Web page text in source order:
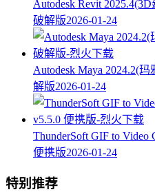
Autodesk Revit
破解版2026-01-24
Autodesk Maya 2024.2(
解版2026-01-24
ThunderSoft GIF to Video
便携版2026-01-24
特别推荐